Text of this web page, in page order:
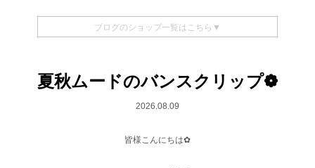
ブログのショップ一覧はこちら▼
夏秋ムードのバンスクリップ︎︎❁︎
2026.08.09
皆様こんにちは︎✿